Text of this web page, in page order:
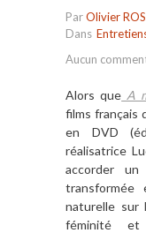
ParOlivier
Dans
Aucun
Alors que A
films français
en DVD
réalisatrice
accorder
transformée
naturelle sur
féminité et